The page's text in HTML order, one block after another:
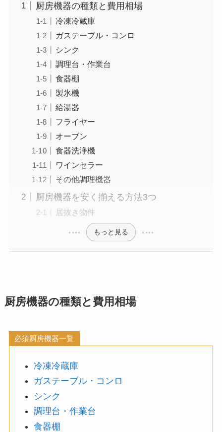
厨房機器の種類と費用相場
冷凍冷蔵庫
ガステーブル・コンロ
シンク
調理台・作業台
食器棚
製氷機
給湯器
フライヤー
オーブン
食器洗浄機
ワインセラー
その他調理機器
厨房機器を安く揃える方法3つ
居抜き物件
もっと見る
厨房機器の種類と費用相場
必須厨房機器一覧
冷凍冷蔵庫
ガステーブル・コンロ
シンク
調理台・作業台
食器棚